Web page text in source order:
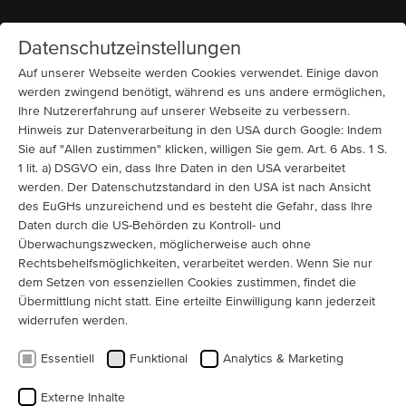
MENÜ Startseite
News
Unser neues Imagevideo ist online
Unser neues Imagevideo bietet Ihnen interessante
Einblicke in die Arbeit eines Elektromotoren Herstellers,
der auf die Fertigung von großen, individuellen
Elektromotoren für Industrieanlagen spezialisiert ist.
Tradition und Leidenschaft seit 1927.
Datenschutzeinstellungen
Auf unserer Webseite werden Cookies verwendet. Einige davon
werden zwingend benötigt, während es uns andere ermöglichen,
Ihre Nutzererfahrung auf unserer Webseite zu verbessern.
Hinweis zur Datenverarbeitung in den USA durch Google: Indem
Sie auf "Allen zustimmen" klicken, willigen Sie gem. Art. 6 Abs. 1 S.
1 lit. a) DSGVO ein, dass Ihre Daten in den USA verarbeitet
werden. Der Datenschutzstandard in den USA ist nach Ansicht
des EuGHs unzureichend und es besteht die Gefahr, dass Ihre
Daten durch die US-Behörden zu Kontroll- und
Überwachungszwecken, möglicherweise auch ohne
Rechtsbehelfsmöglichkeiten, verarbeitet werden. Wenn Sie nur
dem Setzen von essenziellen Cookies zustimmen, findet die
Übermittlung nicht statt. Eine erteilte Einwilligung kann jederzeit
widerrufen werden.
Essentiell Funktional Analytics & Marketing
Externe Inhalte